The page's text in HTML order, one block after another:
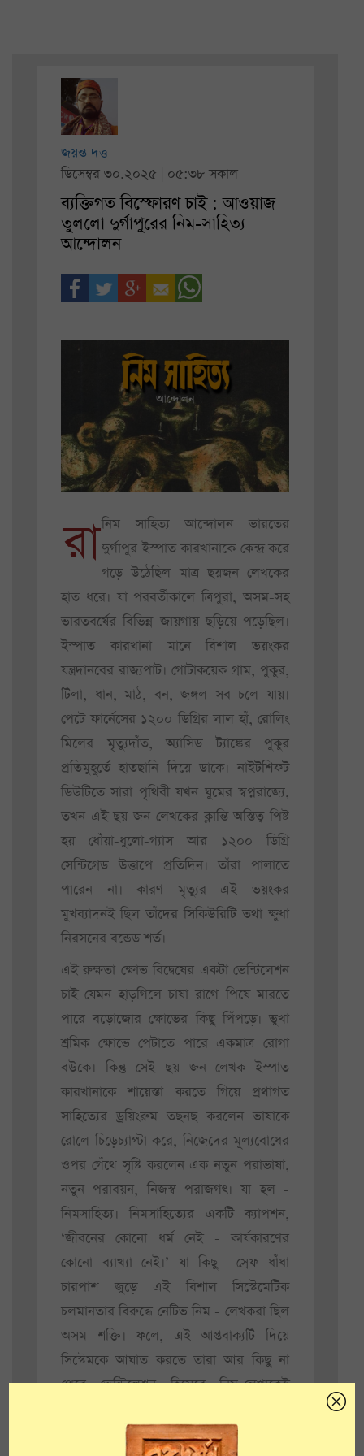
জয়ন্ত দত্ত
ডিসেম্বর ৩০.২০২৫ | ০৫:৩৮ সকাল
ব্যক্তিগত বিস্ফোরণ চাই : আওয়াজ
তুললো দুর্গাপুরের নিম-সাহিত্য
আন্দোলন
রানিম সাহিত্য আন্দোলন ভারতের
দুর্গাপুর ইস্পাত কারখানাকে কেন্দ্র করে
গড়ে উঠেছিল মাত্র ছয়জন লেখকের
হাত ধরে। যা পরবর্তীকালে ত্রিপুরা, অসম-সহ
ভারতবর্ষের বিভিন্ন জায়গায় ছড়িয়ে পড়েছিল।
ইস্পাত কারখানা মানে বিশাল ভয়ংকর
যন্ত্রদানবের রাজ্যপাট। গোটাকয়েক গ্রাম, পুকুর,
টিলা, ধান, মাঠ, বন, জঙ্গল সব চলে যায়।
পেটে ফার্নেসের ১২০০ ডিগ্রির লাল হাঁ, রোলিং
মিলের মৃত্যুদাঁত, অ্যাসিড ট্যাঙ্কের পুকুর
প্রতিমুহূর্তে হাতছানি দিয়ে ডাকে। নাইটশিফট
ডিউটিতে সারা পৃথিবী যখন ঘুমের স্বপ্নরাজ্যে,
তখন এই ছয় জন লেখকের ক্লান্তি অস্তিত্ব পিষ্ট
হয় ধোঁয়া-ধুলো-গ্যাস আর ১২০০ ডিগ্রি
সেন্টিগ্রেড উত্তাপে প্রতিদিন। তাঁরা পালাতে
পারেন না। কারণ মৃত্যুর এই ভয়ংকর
মুখব্যাদনই ছিল তাঁদের সিকিউরিটি তথা ক্ষুধা
নিরসনের বন্ডেড শর্ত।
এই রুক্ষতা ক্ষোভ বিদ্বেষের একটা ভেন্টিলেশন
চাই যেমন হাড়গিলে চাষা রাগে পিষে মারতে
পারে বড়োজোর ক্ষোভের কিছু পিঁপড়ে। ভুখা
শ্রমিক ক্ষোভে পেটাতে পারে একমাত্র রোগা
বউকে। কিন্তু সেই ছয় জন লেখক ইস্পাত
কারখানাকে শায়েস্তা করতে গিয়ে প্রথাগত
সাহিত্যের ড্রয়িংরুম তছনছ করলেন ভাষাকে
রোলে চিড়েচ্যাপ্টা করে, নিজেদের মূল্যবোধের
ওপর গেঁথে সৃষ্টি করলেন এক নতুন পরাভাষা,
নতুন পরাবয়ন, নিজস্ব পরাজগৎ। যা হল -
নিমসাহিত্য। নিমসাহিত্যের একটি ক্যাপশন,
‘জীবনের কোনো ধর্ম নেই - কার্যকারণের
কোনো ব্যাখ্যা নেই।’ যা কিছু স্রেফ ধাঁধা
চারপাশ জুড়ে এই বিশাল সিস্টেমেটিক
চলমানতার বিরুদ্ধে নেটিভ নিম - লেখকরা ছিল
অসম শক্তি। ফলে, এই আপ্তবাক্যটি দিয়ে
সিস্টেমকে আঘাত করতে তারা আর কিছু না
পেরে ভেন্টিলেশন হিসেবে নিম-লেখাকেই